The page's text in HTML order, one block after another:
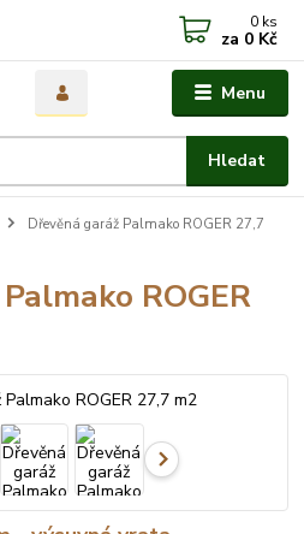
Menu
Hledat
0 ks
za 0 Kč
Dřevěná garáž Palmako ROGER 27,7
ROGER